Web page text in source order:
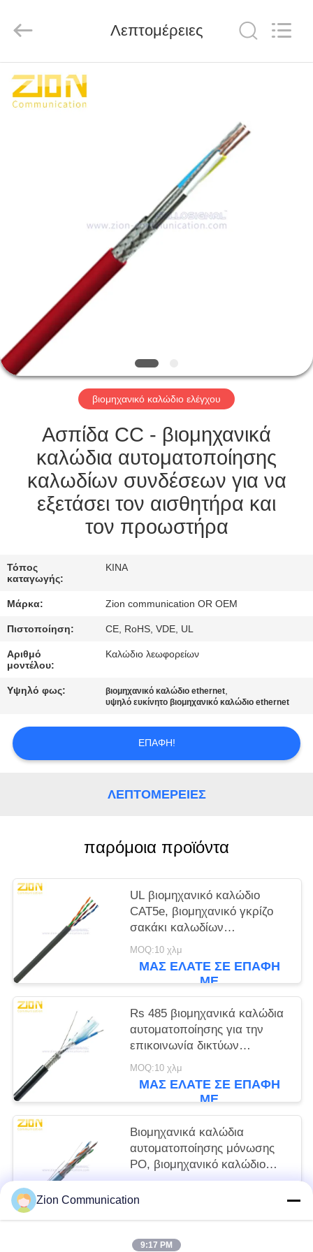
ΣΠΊΤΙ
ΕΡΓΟΣΤΑΣΊΩΝ
ΠΟΙΟΤΙΚΌΣ
ΈΛΕΓΧΟΣ
ΜΑΣ
ΕΛΆΤΕ
ΕΠΑΦΉ
ΖΗΤΉΣΤΕ
ΈΝΑ
SITEMAP
PRIVACY
POLICY
LTD.
Λεπτομέρειες
βιομηχανικό καλώδιο ελέγχου
Ασπίδα CC - βιομηχανικά
καλώδια αυτοματοποίησης
καλωδίων συνδέσεων για να
εξετάσει τον αισθητήρα και
τον προωστήρα
Τόπος
καταγωγής:
ΚΙΝΑ
Μάρκα: Zion communication OR OEM
Πιστοποίηση: CE, RoHS, VDE, UL
Αριθμό
μοντέλου:
Καλώδιο λεωφορείων
Υψηλό φως: βιομηχανικό καλώδιο ethernet,
υψηλό ευκίνητο βιομηχανικό καλώδιο ethernet
ΕΠΑΦΉ!
ΛΕΠΤΟΜΈΡΕΙΕΣ
παρόμοια προϊόντα
UL βιομηχανικό καλώδιο
CAT5e, βιομηχανικό γκρίζο
σακάκι καλωδίων
αυτοματοποίησης
MOQ:10 χλμ
ΜΑΣ ΕΛΆΤΕ ΣΕ ΕΠΑΦΉ
ΜΕ
Rs 485 βιομηχανικά καλώδια
αυτοματοποίησης για την
επικοινωνία δικτύων
αυτοελέγχου της οικοδόμησης
MOQ:10 χλμ
ΜΑΣ ΕΛΆΤΕ ΣΕ ΕΠΑΦΉ
ΜΕ
Βιομηχανικά καλώδια
αυτοματοποίησης μόνωσης
PO, βιομηχανικό καλώδιο
CAT6 για τα μακρά ζωή
ΜΑΣ ΕΛΆΤΕ ΣΕ ΕΠΑΦΉ
ΜΕ
Zion Communication
9:17 PM